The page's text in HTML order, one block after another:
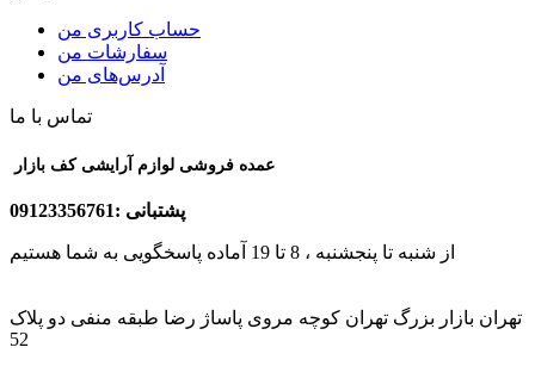
حساب کاربری من
سفارشات من
آدرس‌های من
تماس با ما
پشتبانی :09123356761
از شنبه تا پنجشنبه ، 8 تا 19 آماده پاسخگویی به شما هستیم
تهران بازار بزرگ تهران کوچه مروی پاساژ رضا طبقه منفی دو پلاک
52